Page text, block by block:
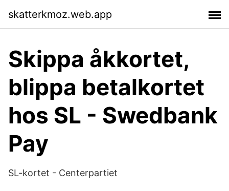
skatterkmoz.web.app
Skippa åkkortet,
blippa betalkortet
hos SL - Swedbank
Pay
SL-kortet - Centerpartiet